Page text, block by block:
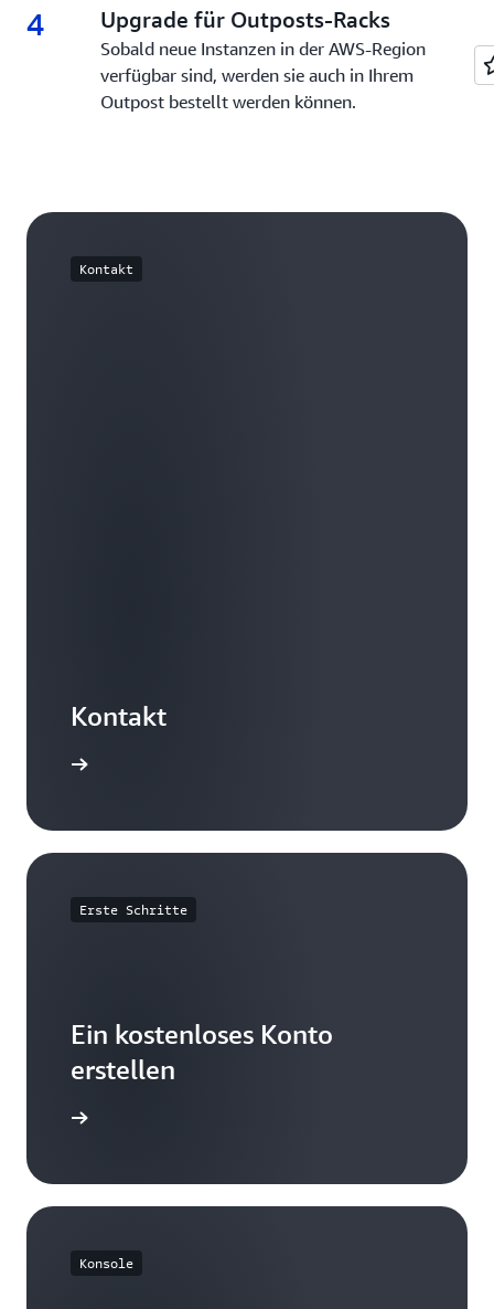
4 4.
Upgrade für Outposts-Racks
Sobald neue Instanzen in der AWS-Region
verfügbar sind, werden sie auch in Ihrem
Outpost bestellt werden können.
Kontakt
Kontakt
Erste Schritte
Ein kostenloses Konto
erstellen
Konsole